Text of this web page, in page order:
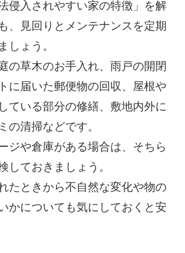
侵入されやすい家の特徴」を解
、見回りとメンテナンスを定期
しょう。
の草木のお手入れ、雨戸の開閉
に届いた郵便物の回収、屋根や
ている部分の修繕、敷地内外に
の清掃などです。
ジや倉庫がある場合は、そちら
しておきましょう。
たときから不自然な変化や物の
かについても気にしておくと安